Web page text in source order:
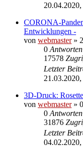
CORONA-
Entwicklungen -
von webmaster»
0 Antworten
17578
Letzter
3D-Druck:
von webmaster»
0 Antworten
31876
Letzter